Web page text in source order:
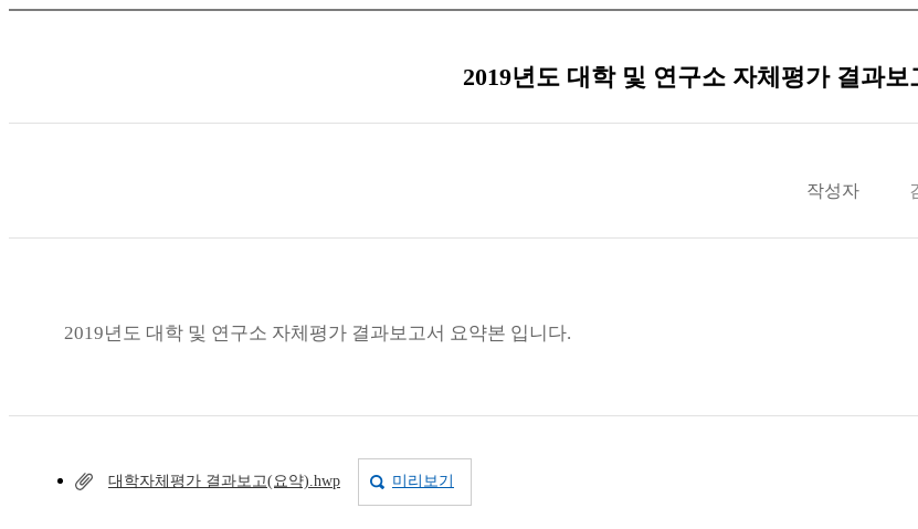
2019년도 대학 및 연구소 자체평가 결과보
작성자
2019년도 대학 및 연구소 자체평가 결과보고서 요약본 입니다.
대학자체평가 결과보고(요약).hwp 미리보기